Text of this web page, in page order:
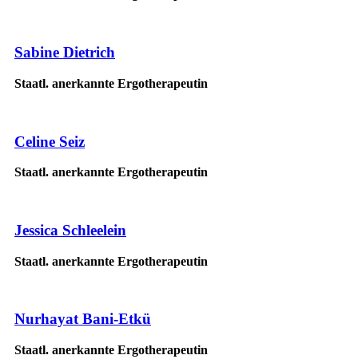
Sabine Dietrich
Staatl. anerkannte Ergotherapeutin
Celine Seiz
Staatl. anerkannte Ergotherapeutin
Jessica Schleelein
Staatl. anerkannte Ergotherapeutin
Nurhayat Bani-Etkü
Staatl. anerkannte Ergotherapeutin